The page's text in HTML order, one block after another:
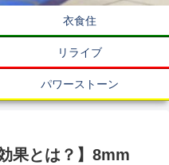
衣食住
リライブ
パワーストーン
果とは？】8mm